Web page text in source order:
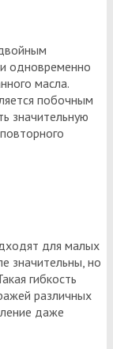
одновременно
масла.
побочным
значительную
для малых
значительны, но
гибкость
различных
даже